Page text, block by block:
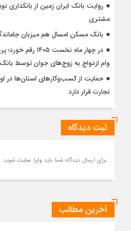
روایت بانک ایران زمین از بانکداری
مشتری
بانک مسکن امسال هم میزبان
وام ازدواج به زوج‌های جوان توسط
حمایت از کسب‌وکارهای استان‌ها در
تجارت قرار دارد
ثبت دیدگاه
برای ارسال دیدگاه شما باید وارد سایت شوید.
آخرین مطالب